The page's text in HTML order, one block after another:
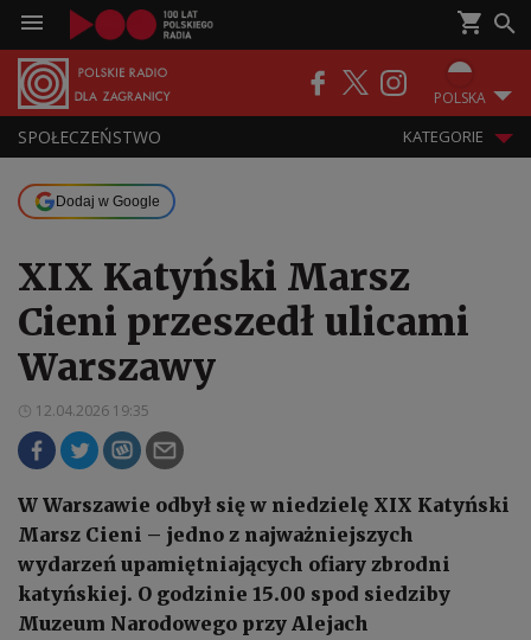
POLSKA
SPOŁECZEŃSTWO KATEGORIE
Dodaj w Google
XIX Katyński Marsz
Cieni przeszedł ulicami
Warszawy
12.04.2026 19:35
W Warszawie odbył się w niedzielę XIX Katyński
Marsz Cieni – jedno z najważniejszych
wydarzeń upamiętniających ofiary zbrodni
katyńskiej. O godzinie 15.00 spod siedziby
Muzeum Narodowego przy Alejach